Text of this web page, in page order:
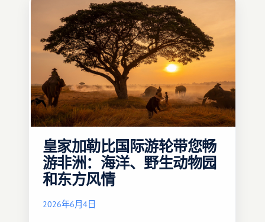
皇家加勒比国际游轮带您畅
游非洲：海洋、野生动物园
和东方风情
2026年6月4日